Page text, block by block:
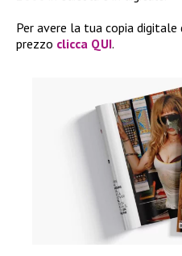
Per avere la tua copia
prezzo clicca QUI.